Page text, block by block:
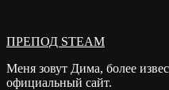
ПРЕПОД STEAM
Меня зовут Дима, более
официальный сайт.